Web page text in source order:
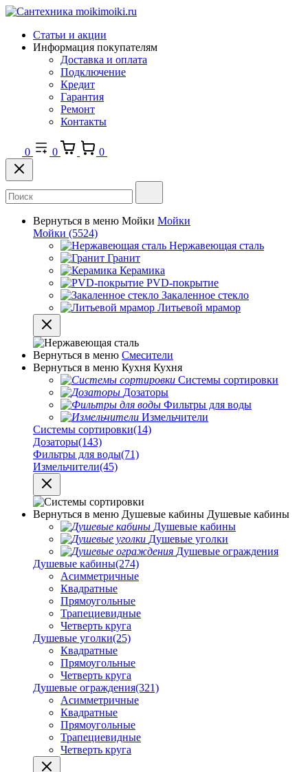
Статьи и акции
Информация покупателям
Доставка и оплата
Подключение
Кредит
Гарантия
Ремонт
Контакты
0 0 0
Вернуться в меню Мойки Мойки
Мойки (5524)
Нержавеющая сталь
Гранит
Керамика
PVD-покрытие
Закаленное стекло
Литьевой мрамор
Вернуться в меню Смесители
Вернуться в меню Кухня Кухня
Системы сортировки
Дозаторы
Фильтры для воды
Измельчители
Системы сортировки(14)
Дозаторы(143)
Фильтры для воды(71)
Измельчители(45)
Вернуться в меню Душевые кабины Душевые кабины
Душевые кабины
Душевые уголки
Душевые ограждения
Душевые кабины(274)
Асимметричные
Квадратные
Прямоугольные
Трапециевидные
Четверть круга
Душевые уголки(25)
Квадратные
Прямоугольные
Четверть круга
Душевые ограждения(321)
Асимметричные
Квадратные
Прямоугольные
Трапециевидные
Четверть круга